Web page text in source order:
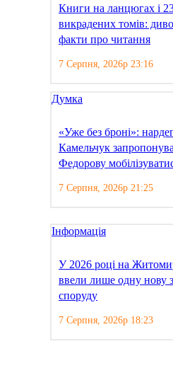
Книги на ланцюгах і
викрадених томів:
факти про читання
7 Серпня, 2026р 23:16
Думка
«Уже без броні»:
Камельчук
Федорову
7 Серпня, 2026р 21:25
Інформація
У 2026 році на
ввели лише одну нову
споруду
7 Серпня, 2026р 18:23